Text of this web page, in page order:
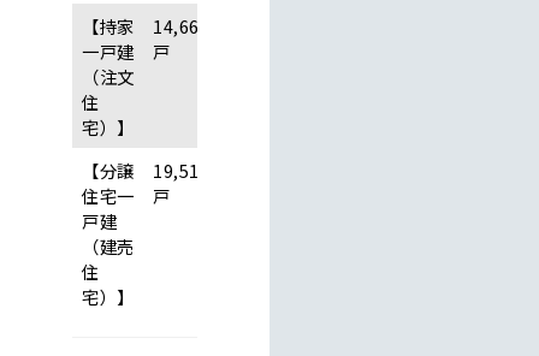
【持家
一戸建
（注文
住
宅）】
14,660
戸
【分譲
住宅一
戸建
（建売
住
宅）】
19,512
戸